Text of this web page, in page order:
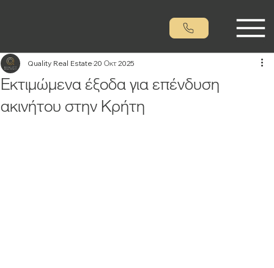
Εκτιμώμενα έξοδα για επένδυση
ακινήτου στην Κρήτη
Quality Real Estate 20 Οκτ 2025